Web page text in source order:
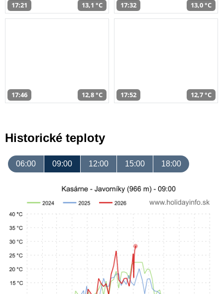
17:21 13,1 °C 17:32 13,0 °C
17:46 12,8 °C 17:52 12,7 °C
Historické teploty
06:00 09:00 12:00 15:00 18:00